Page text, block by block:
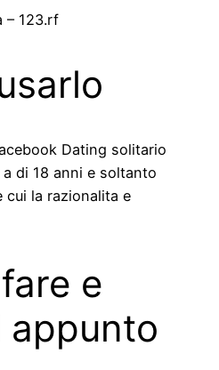
– 123.rf
Dating solitario
di 18 anni e soltanto
cui la razionalita e
e
appunto